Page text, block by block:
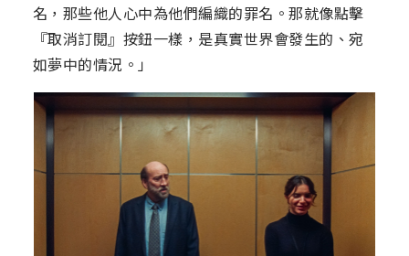
名，那些他人心中為他們編織的罪名。那就像點擊
『取消訂閱』按鈕一樣，是真實世界會發生的、宛
如夢中的情況。」